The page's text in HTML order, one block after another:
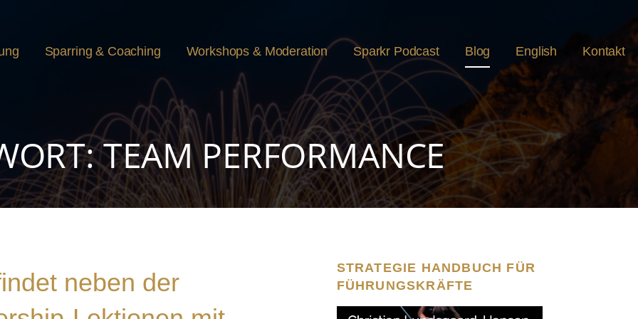
Sparring & Coaching Workshops & Moderation Sparkr Podcast Blog English Kontakt
TEAM PERFORMANCE
neben der
STRATEGIE HANDBUCH FÜR
FÜHRUNGSKRÄFTE